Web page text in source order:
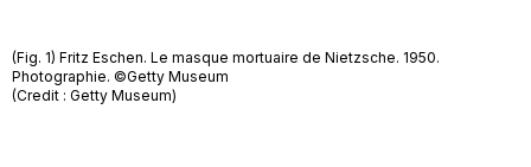
(Fig. 1) Fritz Eschen. Le masque mortuaire de Nietzsche. 1950.
Photographie. ©Getty Museum
(Credit : Getty Museum)